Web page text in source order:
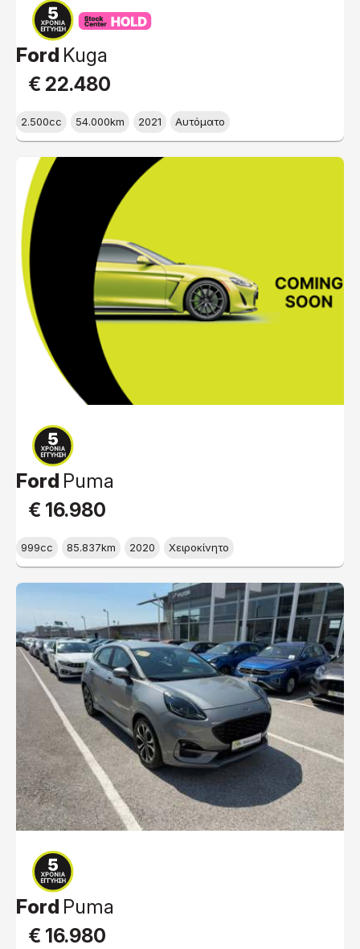
Ford Kuga
€ 22.480
2.500cc 54.000km 2021 Αυτόματο
Ford Puma
€ 16.980
999cc 85.837km 2020 Χειροκίνητο
Ford Puma
€ 16.980